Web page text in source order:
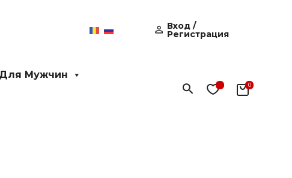
Вход /
Регистрация
Для Мужчин
Поиск